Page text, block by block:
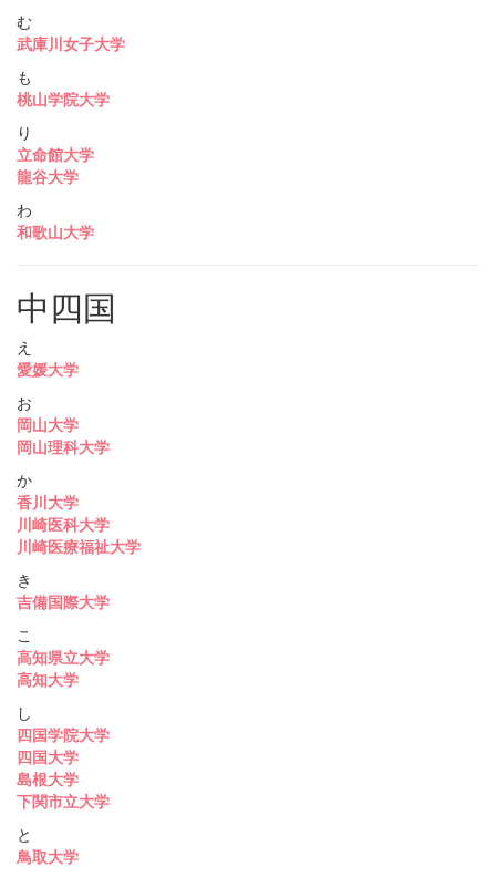
む
武庫川女子大学
も
桃山学院大学
り
立命館大学
龍谷大学
わ
和歌山大学
中四国
え
愛媛大学
お
岡山大学
岡山理科大学
か
香川大学
川崎医科大学
川崎医療福祉大学
き
吉備国際大学
こ
高知県立大学
高知大学
し
四国学院大学
四国大学
島根大学
下関市立大学
と
鳥取大学